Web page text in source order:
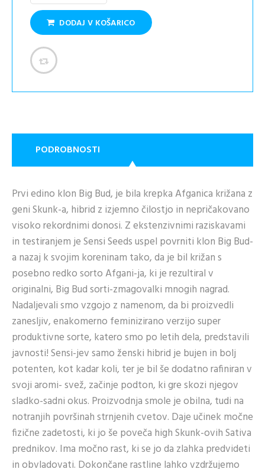
DODAJ V KOŠARICO
PODROBNOSTI
Prvi edino klon Big Bud, je bila krepka Afganica križana z
geni Skunk-a, hibrid z izjemno čilostjo in nepričakovano
visoko rekordnimi donosi. Z ekstenzivnimi raziskavami
in testiranjem je Sensi Seeds uspel povrniti klon Big Bud-
a nazaj k svojim koreninam tako, da je bil križan s
posebno redko sorto Afgani-ja, ki je rezultiral v
originalni, Big Bud sorti-zmagovalki mnogih nagrad.
Nadaljevali smo vzgojo z namenom, da bi proizvedli
zanesljiv, enakomerno feminizirano verzijo super
produktivne sorte, katero smo po letih dela, predstavili
javnosti! Sensi-jev samo ženski hibrid je bujen in bolj
potenten, kot kadar koli, ter je bil še dodatno rafiniran v
svoji aromi- svež, začinje podton, ki gre skozi njegov
sladko-sadni okus. Proizvodnja smole je obilna, tudi na
notranjih površinah strnjenih cvetov. Daje učinek močne
fizične zadetosti, ki jo še poveča high Skunk-ovih Sativa
prednikov. Ima močno rast, ki se jo da zlahka predvideti
in obvladovati. Dokončane rastline lahko vzdržujemo